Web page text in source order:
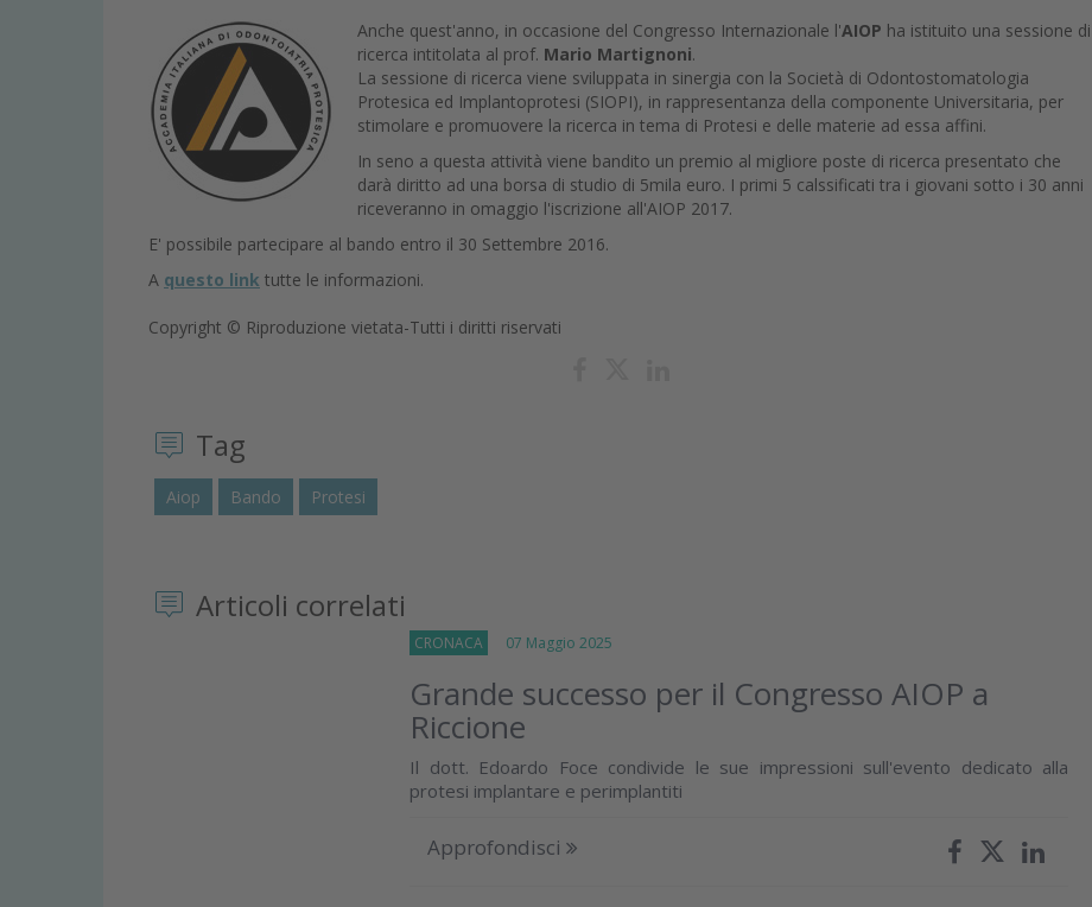
Anche quest'anno, in occasione del Congresso Internazionale l'AIOP ha istituito una sessione di
ricerca intitolata al prof. Mario Martignoni.
La sessione di ricerca viene sviluppata in sinergia con la Società di Odontostomatologia
Protesica ed Implantoprotesi (SIOPI), in rappresentanza della componente Universitaria, per
stimolare e promuovere la ricerca in tema di Protesi e delle materie ad essa affini.
In seno a questa attività viene bandito un premio al migliore poste di ricerca presentato che
darà diritto ad una borsa di studio di 5mila euro. I primi 5 calssificati tra i giovani sotto i 30 anni
riceveranno in omaggio l'iscrizione all'AIOP 2017.
E' possibile partecipare al bando entro il 30 Settembre 2016.
A questo link tutte le informazioni.
Copyright © Riproduzione vietata-Tutti i diritti riservati
Tag
Aiop Bando Protesi
Articoli correlati
CRONACA 07 Maggio 2025
Grande successo per il Congresso AIOP a
Riccione
Il dott. Edoardo Foce condivide le sue impressioni sull'evento dedicato alla
protesi implantare e perimplantiti
Approfondisci